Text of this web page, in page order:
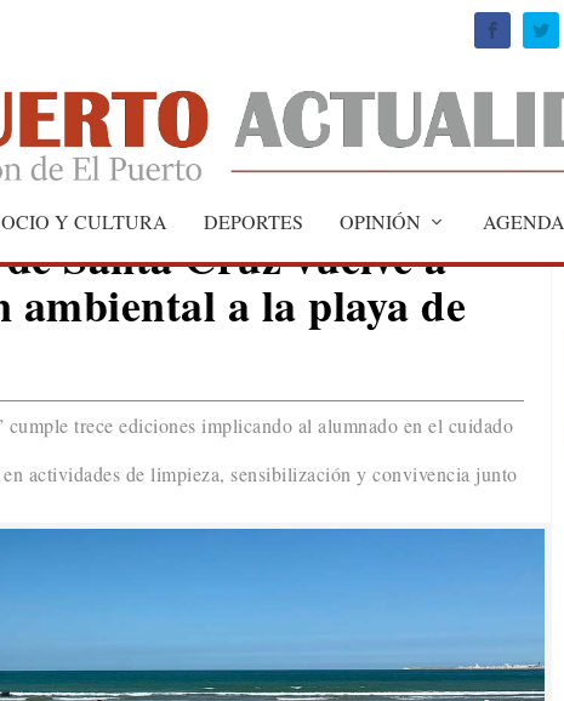
OCIO Y CULTURA DEPORTES OPINIÓN AGENDA
Santa Cruz vuelve a
ambiental a la playa de
trece ediciones implicando al alumnado en el cuidado
actividades de limpieza, sensibilización y convivencia junto